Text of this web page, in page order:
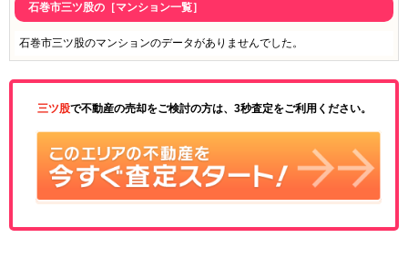
石巻市三ツ股の［マンション一覧］
石巻市三ツ股のマンションのデータがありませんでした。
三ツ股で不動産の売却をご検討の方は、3秒査定をご利用ください。